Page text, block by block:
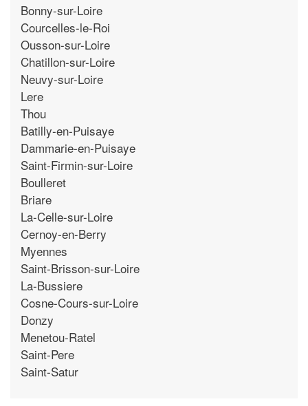
Bonny-sur-Loire
Courcelles-le-Roi
Ousson-sur-Loire
Chatillon-sur-Loire
Neuvy-sur-Loire
Lere
Thou
Batilly-en-Puisaye
Dammarie-en-Puisaye
Saint-Firmin-sur-Loire
Boulleret
Briare
La-Celle-sur-Loire
Cernoy-en-Berry
Myennes
Saint-Brisson-sur-Loire
La-Bussiere
Cosne-Cours-sur-Loire
Donzy
Menetou-Ratel
Saint-Pere
Saint-Satur